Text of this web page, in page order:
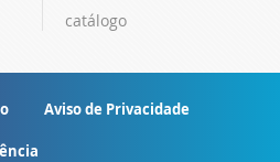
catálogo
Aviso de Privacidade